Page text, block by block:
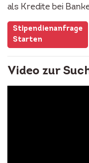
als Kredite bei
Stipendienanfrage
Starten
Video zur